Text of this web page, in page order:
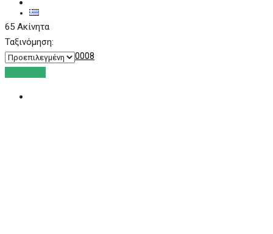
+30 6909280008
65 Ακίνητα
Ταξινόμηση: